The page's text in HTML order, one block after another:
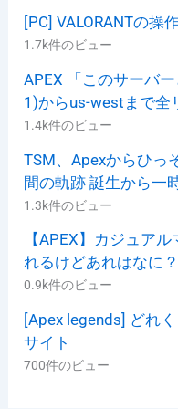
[PC] VALORANTの操
1.7k件のビュー
APEX 「このサーバ
1)からus-westまで全
1.4k件のビュー
TSM、Apexからひっ
間の軌跡 誕生から一
1.3k件のビュー
【APEX】カジュア
れるけどあれはなに？
0.9k件のビュー
[Apex legends] どれ
サイト
700件のビュー